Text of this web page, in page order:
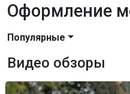
Оформление
Популярные
Видео обзоры